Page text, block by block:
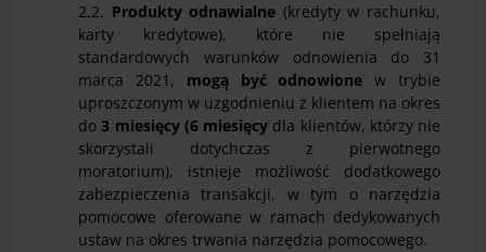
2.2. Produkty odnawialne (kredyty w rachunku,
karty kredytowe), które nie spełniają
standardowych warunków odnowienia do 31
marca 2021, mogą być odnowione w trybie
uproszczonym w uzgodnieniu z klientem na okres
do3 miesięcy (6 miesięcy dla klientów, którzy nie
skorzystali dotychczas z pierwotnego
moratorium), istnieje możliwość dodatkowego
zabezpieczenia transakcji, w tym o narzędzia
pomocowe oferowane w ramach dedykowanych
ustaw na okres trwania narzędzia pomocowego.